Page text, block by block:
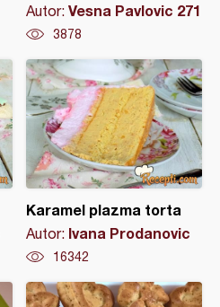
Autor: Vesna Pavlovic 271
3878
Karamel plazma torta
Autor: Ivana Prodanovic
16342